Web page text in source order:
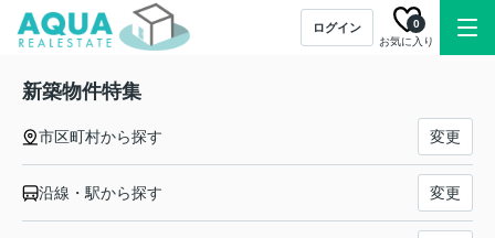
ログイン
お気に入り
0
新築物件特集
市区町村から探す 変更
沿線・駅から探す 変更